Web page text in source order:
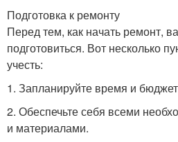
Подготовка к ремонту
Перед тем, как начать ремонт,
подготовиться. Вот несколько
учесть:
1. Запланируйте время и
2. Обеспечьте себя всеми
и материалами.